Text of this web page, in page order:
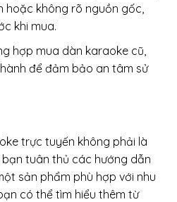
hoặc không rõ nguồn gốc,
khi mua.
hợp mua dàn karaoke cũ,
để đảm bảo an tâm sử
trực tuyến không phải là
tuân thủ các hướng dẫn
sản phẩm phù hợp với nhu
có thể tìm hiểu thêm từ